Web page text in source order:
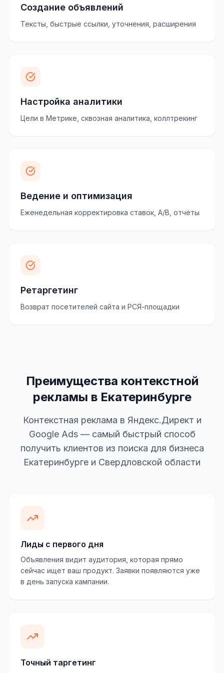
Создание объявлений
Тексты, быстрые ссылки, уточнения, расширения
Настройка аналитики
Цели в Метрике, сквозная аналитика, коллтрекинг
Ведение и оптимизация
Еженедельная корректировка ставок, A/B, отчёты
Ретаргетинг
Возврат посетителей сайта и РСЯ-площадки
Преимущества контекстной
рекламы в Екатеринбурге
Контекстная реклама в Яндекс.Директ и
Google Ads — самый быстрый способ
получить клиентов из поиска для бизнеса
Екатеринбурге и Свердловской области
Лиды с первого дня
Объявления видит аудитория, которая прямо
сейчас ищет ваш продукт. Заявки появляются уже
в день запуска кампании.
Точный таргетинг